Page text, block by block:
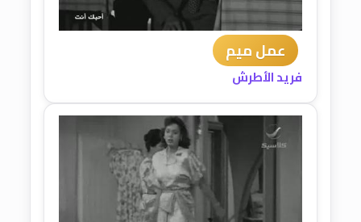
عمل ميم
فريد الأطرش